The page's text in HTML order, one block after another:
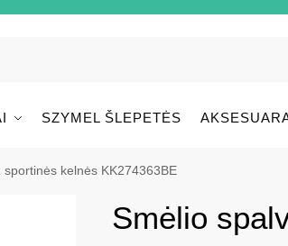
SZYMEL ŠLEPETĖS
sportinės kelnės KK274363BE
Smėlio